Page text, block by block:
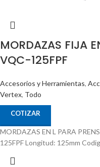
MORDAZAS FIJA
VQC-125FPF
Accesorios y Herramientas,
Vertex, Todo
COTIZAR
MORDAZAS EN L PARA
125FPF Longitud: 125mm